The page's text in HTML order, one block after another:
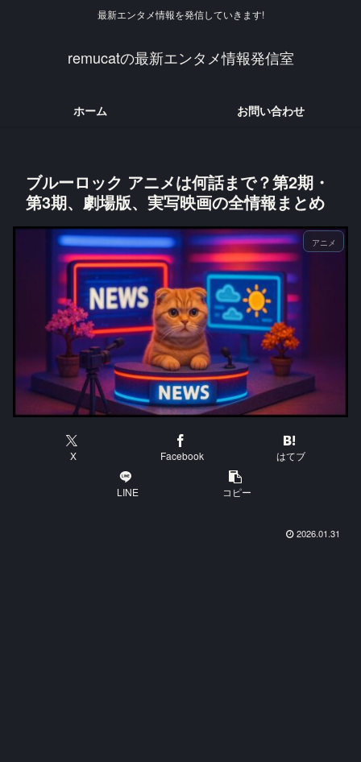
最新エンタメ情報を発信していきます!
remucatの最新エンタメ情報発信室
ホーム お問い合わせ
ブルーロック アニメは何話まで？第2期・
第3期、劇場版、実写映画の全情報まとめ
アニメ
X Facebook はてブ
LINE コピー
2026.01.31